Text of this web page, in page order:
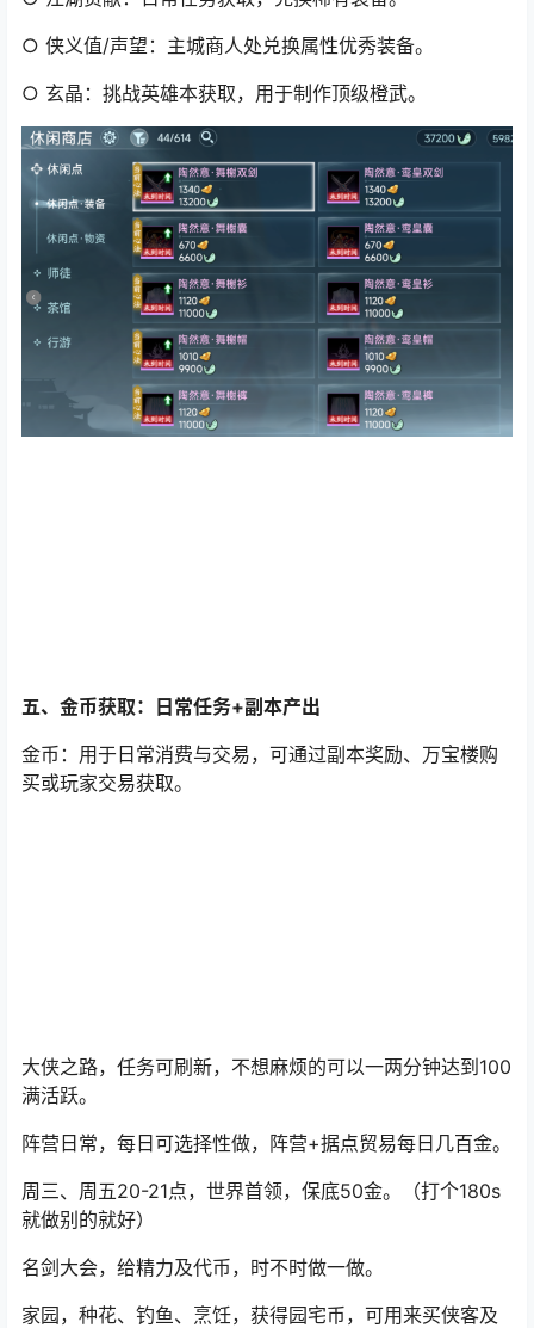
○ 侠义值/声望 ：主城商人处兑换属性优秀装备。
○ 玄晶 ：挑战英雄本获取，用于制作顶级橙武。
五、金币获取：日常任务+副本产出
金币 ：用于日常消费与交易，可通过副本奖励、万宝楼购
买或玩家交易获取。
大侠之路，任务可刷新，不想麻烦的可以一两分钟达到100
满活跃。
阵营日常，每日可选择性做，阵营+据点贸易每日几百金。
周三、周五20-21点，世界首领，保底50金。（打个180s
就做别的就好）
名剑大会，给精力及代币，时不时做一做。
家园，种花、钓鱼、烹饪，获得园宅币，可用来买侠客及